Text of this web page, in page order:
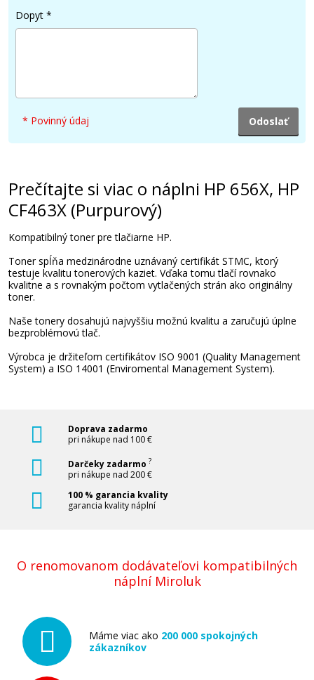
Originálny toner
Originálny toner
Pridať do košíka
HP 656X, HP CF463X (Purpurový)
Dopyt *
* Povinný údaj
Prečítajte si viac o náplni HP 656X, HP
CF463X (Purpurový)
Kompatibilný toner pre tlačiarne HP.
Toner spĺňa medzinárodne uznávaný certifikát STMC, ktorý
testuje kvalitu tonerových kaziet. Vďaka tomu tlačí rovnako
kvalitne a s rovnakým počtom vytlačených strán ako originálny
toner.
Naše tonery dosahujú najvyššiu možnú kvalitu a zaručujú úplne
bezproblémovú tlač.
Výrobca je držiteľom certifikátov ISO 9001 (Quality Management
System) a ISO 14001 (Enviromental Management System).
Doprava zadarmo
pri nákupe nad 100 €
Darčeky zadarmo ?
pri nákupe nad 200 €
100 % garancia kvality
garancia kvality náplní
O renomovanom dodávateľovi kompatibilných
náplní Miroluk
Máme viac ako 200 000 spokojných
zákazníkov